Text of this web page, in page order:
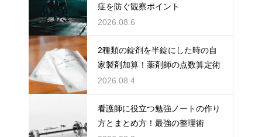
症を防ぐ観察ポイント
2026.08.6
2種類の錠剤を半錠にした時の自
家製剤加算！薬剤師の点数算定術
2026.08.4
看護師に役立つ勉強ノートの作り
方とまとめ方！最強の整理術